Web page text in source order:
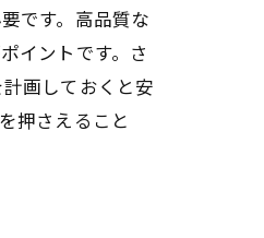
です。高品質な
イントです。さ
画しておくと安
押さえること